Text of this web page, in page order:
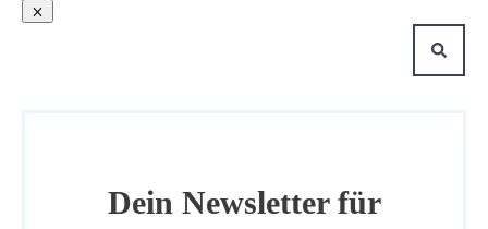
Dein Newsletter für